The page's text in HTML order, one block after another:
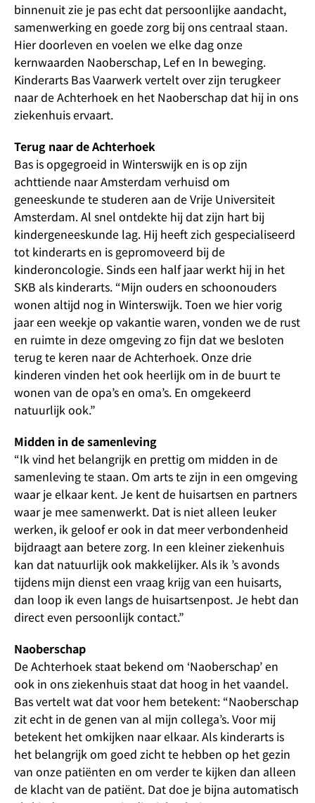
binnenuit zie je pas echt dat persoonlijke aandacht,
samenwerking en goede zorg bij ons centraal staan.
Hier doorleven en voelen we elke dag onze
kernwaarden Naoberschap, Lef en In beweging.
Kinderarts Bas Vaarwerk vertelt over zijn terugkeer
naar de Achterhoek en het Naoberschap dat hij in ons
ziekenhuis ervaart.
Terug naar de Achterhoek
Bas is opgegroeid in Winterswijk en is op zijn
achttiende naar Amsterdam verhuisd om
geneeskunde te studeren aan de Vrije Universiteit
Amsterdam. Al snel ontdekte hij dat zijn hart bij
kindergeneeskunde lag. Hij heeft zich gespecialiseerd
tot kinderarts en is gepromoveerd bij de
kinderoncologie. Sinds een half jaar werkt hij in het
SKB als kinderarts. “Mijn ouders en schoonouders
wonen altijd nog in Winterswijk. Toen we hier vorig
jaar een weekje op vakantie waren, vonden we de rust
en ruimte in deze omgeving zo fijn dat we besloten
terug te keren naar de Achterhoek. Onze drie
kinderen vinden het ook heerlijk om in de buurt te
wonen van de opa’s en oma’s. En omgekeerd
natuurlijk ook.”
Midden in de samenleving
“Ik vind het belangrijk en prettig om midden in de
samenleving te staan. Om arts te zijn in een omgeving
waar je elkaar kent. Je kent de huisartsen en partners
waar je mee samenwerkt. Dat is niet alleen leuker
werken, ik geloof er ook in dat meer verbondenheid
bijdraagt aan betere zorg. In een kleiner ziekenhuis
kan dat natuurlijk ook makkelijker. Als ik ’s avonds
tijdens mijn dienst een vraag krijg van een huisarts,
dan loop ik even langs de huisartsenpost. Je hebt dan
direct even persoonlijk contact.”
Naoberschap
De Achterhoek staat bekend om ‘Naoberschap’ en
ook in ons ziekenhuis staat dat hoog in het vaandel.
Bas vertelt wat dat voor hem betekent: “Naoberschap
zit echt in de genen van al mijn collega’s. Voor mij
betekent het omkijken naar elkaar. Als kinderarts is
het belangrijk om goed zicht te hebben op het gezin
van onze patiënten en om verder te kijken dan alleen
de klacht van de patiënt. Dat doe je bijna automatisch